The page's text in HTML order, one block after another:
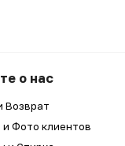
о нас
Возврат
Фото клиентов